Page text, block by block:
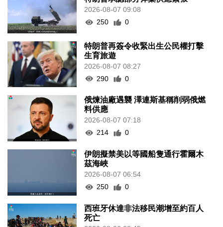
2026-08-07 09:08
250
0
特朗普再簽令收緊出生公民權打擊
生育旅遊
2026-08-07 08:27
290
0
俄煉油廠遇襲 澤連斯基稱削弱俄燃
料供應
2026-08-07 07:18
214
0
伊朗擬禁美以等國船隻通行霍爾木
茲海峽
2026-08-07 06:54
250
0
西班牙休達非法移民潮增至約百人
死亡